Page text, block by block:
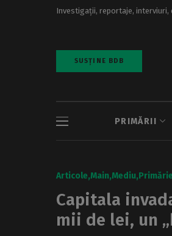
Investigații, reportaje,
SUSȚINE BDB
PRIMĂRII
Articole Main Mediu Primărie
Capitala
mii de lei, un